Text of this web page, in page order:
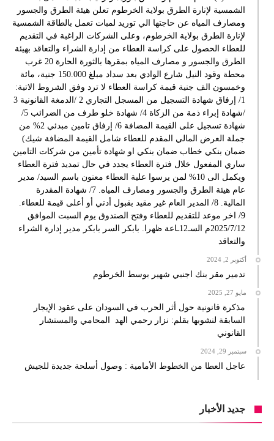
الشمسية لإنارة الطرق بولاية الخرطوم تعلن هيئة الطرق والجسور
ومصارف المياه عن حاجتها الي توريد لمبات تعمل بالطاقة الشمسية
لإنارة الطرق بولاية الخرطوم، وعلى الشركات الراغبة في التقديم
للعطاء الحصول على كراسة العطاء من إدارة الشراء والتعاقد بهيئة
الطرق والجسور و مصارف المياه بمقرها بالثورة الحارة 20 غرب
محطة وقود النيل شارع الوادي بعد سداد مبلغ 150.000 جنية، مائة
وخمسون الف جنية قيمة كراسة العطاء لا ترد وفق الشروط الاتية:
1/ إرفاق شهادة التسجيل من المسجل التجاري 2 /الدمغة القانونية 3
/شهادة إبراء ذمة من الزكاة 4/ شهادة خلو طرف من الضرائب 5/
شهادة تسجيل على القيمة المضافة 6/ إرفاق تامين مبدئي 2% من
جملة العرض المالي المقدم للعطاء شامل القيمة المضافة شيك)
ضمان بنكي خطاب ضمان بنكي او شهادة تأمين من شركات التامين
ساري المفعول خلال فترة العطاء يجدد في حال تمديد فترة العطاء
ويكمل الى 10% لمن يرسوا علية العطاء معنون باسم السيد/ مدير
عام هيئة الطرق والجسور ومصارف المياه. 7/ شهادة المقدرة
المالية. 8/ المدير العام غير مقيد بقبول أدني أو أعلى قيمة للعطاء.
9/ اخر موعد للتقديم للعطاء وفتح الصندوق يوم السبت الموافق
2025/7/12م السـ12ـاعة ظهرا. بابكر السر بابكر مدير إدارة الشراء
والتعاقد
أكتوبر 2, 2024
تدمير مقر بنك اجنبي شهير بوسط الخرطوم
مايو 27, 2025
مذكرة قانونية حول أثر الحرب في السودان على عقود الإيجار
السابقة لنشوبها بقلم: نزار رحمي الهد المحامي والمستشار
القانوني
سبتمبر 29, 2024
عاجل العطا من الخطوط الأمامية : وصول أسلحة جديدة للجيش
جديد الأخبار